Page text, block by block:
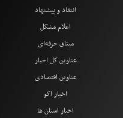
انتقاد و پیشنهاد
اعلام مشکل
میثاق حرفه‌ای
عناوین کل اخبار
عناوین اقتصادی
اخبار اکو
اخبار استان ها